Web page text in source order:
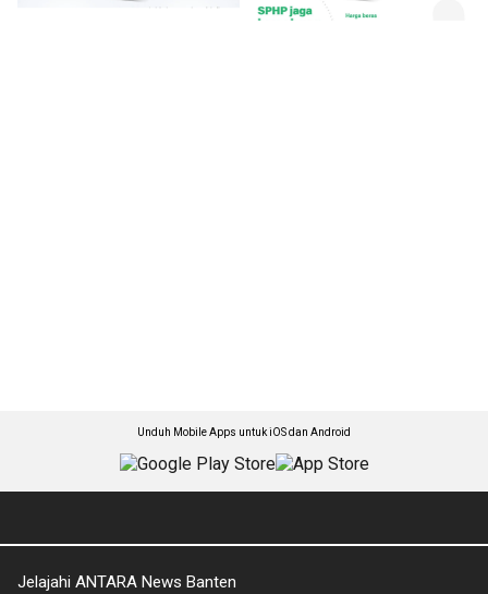
Unduh Mobile Apps untuk iOS dan Android
Jelajahi ANTARA News Banten